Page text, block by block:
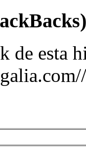
de esta